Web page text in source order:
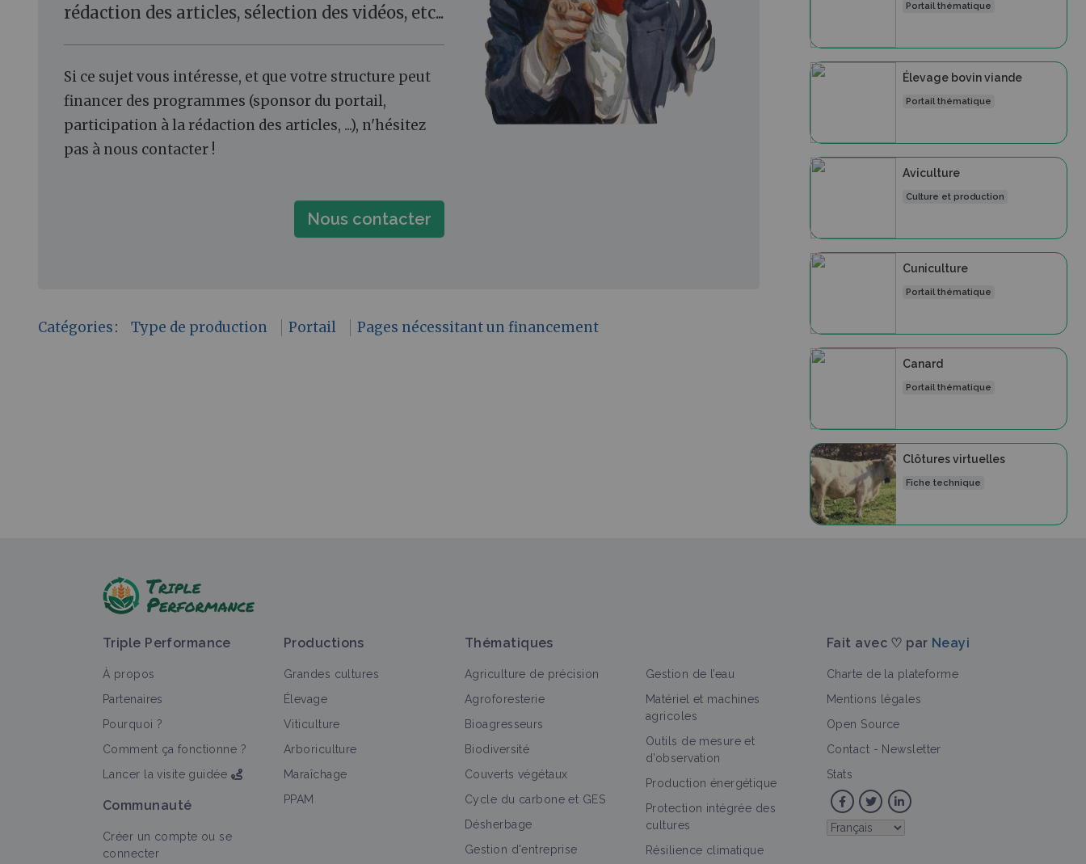
rédaction des articles, sélection des vidéos, etc...
Si ce sujet vous intéresse, et que votre structure peut
financer des programmes (sponsor du portail,
participation à la rédaction des articles, ...), n'hésitez
pas à nous contacter !
Nous contacter
Catégories: Type de production Portail Pages nécessitant un financement
Portail thématique
Élevage bovin viande
Portail thématique
Aviculture
Culture et production
Cuniculture
Portail thématique
Canard
Portail thématique
Clôtures virtuelles
Fiche technique
Triple Performance
À propos
Partenaires
Pourquoi ?
Comment ça fonctionne ?
Lancer la visite guidée
Communauté
Créer un compte ou se
connecter
Productions
Grandes cultures
Élevage
Viticulture
Arboriculture
Maraîchage
PPAM
Thématiques
Agriculture de précision
Agroforesterie
Bioagresseurs
Biodiversité
Couverts végétaux
Cycle du carbone et GES
Désherbage
Gestion d'entreprise
Gestion de l’eau
Matériel et machines
agricoles
Outils de mesure et
d’observation
Production énergétique
Protection intégrée des
cultures
Résilience climatique
Fait avec ♡ par Neayi
Charte de la plateforme
Mentions légales
Open Source
Contact - Newsletter
Stats